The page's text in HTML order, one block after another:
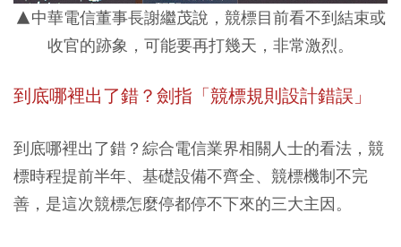
▲中華電信董事長謝繼茂說，競標目前看不到結束或
收官的跡象，可能要再打幾天，非常激烈。
到底哪裡出了錯？劍指「競標規則設計錯誤」
到底哪裡出了錯？綜合電信業界相關人士的看法，競
標時程提前半年、基礎設備不齊全、競標機制不完
善，是這次競標怎麼停都停不下來的三大主因。